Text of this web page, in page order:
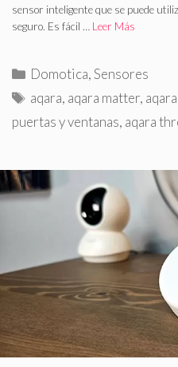
sensor inteligente que se puede
seguro. Es fácil … Leer Más
C
e
o
r
Domotica,Sensores
E
u
e
aqara, aqara matter,
puertas y ventanas, aqara